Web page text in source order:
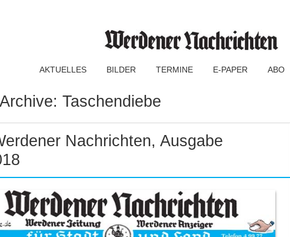
AKTUELLES BILDER TERMINE E-PAPER ABO
Taschendiebe
Nachrichten, Ausgabe